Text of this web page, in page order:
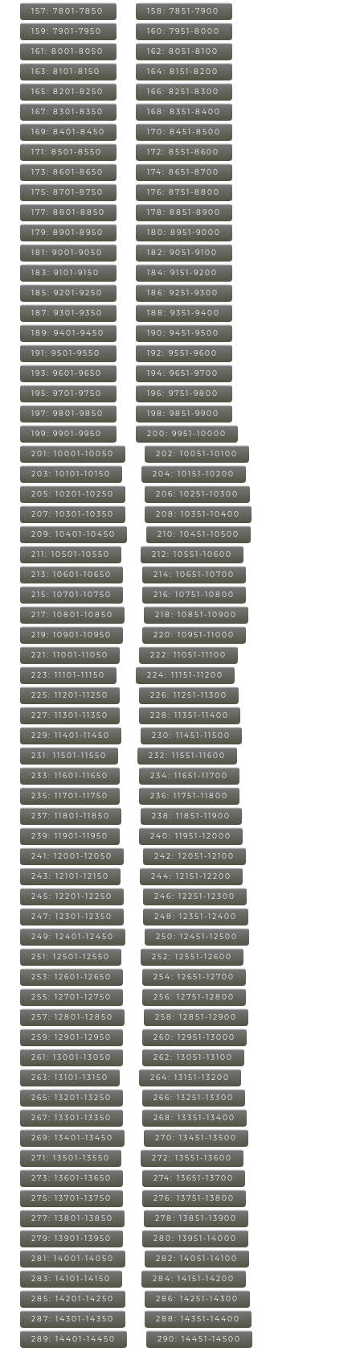
157: 7801-7850 158: 7851-7900
159: 7901-7950 160: 7951-8000
161: 8001-8050 162: 8051-8100
163: 8101-8150 164: 8151-8200
165: 8201-8250 166: 8251-8300
167: 8301-8350 168: 8351-8400
169: 8401-8450 170: 8451-8500
171: 8501-8550 172: 8551-8600
173: 8601-8650 174: 8651-8700
175: 8701-8750 176: 8751-8800
177: 8801-8850 178: 8851-8900
179: 8901-8950 180: 8951-9000
181: 9001-9050 182: 9051-9100
183: 9101-9150 184: 9151-9200
185: 9201-9250 186: 9251-9300
187: 9301-9350 188: 9351-9400
189: 9401-9450 190: 9451-9500
191: 9501-9550 192: 9551-9600
193: 9601-9650 194: 9651-9700
195: 9701-9750 196: 9751-9800
197: 9801-9850 198: 9851-9900
199: 9901-9950 200: 9951-10000
201: 10001-10050 202: 10051-10100
203: 10101-10150 204: 10151-10200
205: 10201-10250 206: 10251-10300
207: 10301-10350 208: 10351-10400
209: 10401-10450 210: 10451-10500
211: 10501-10550 212: 10551-10600
213: 10601-10650 214: 10651-10700
215: 10701-10750 216: 10751-10800
217: 10801-10850 218: 10851-10900
219: 10901-10950 220: 10951-11000
221: 11001-11050 222: 11051-11100
223: 11101-11150 224: 11151-11200
225: 11201-11250 226: 11251-11300
227: 11301-11350 228: 11351-11400
229: 11401-11450 230: 11451-11500
231: 11501-11550 232: 11551-11600
233: 11601-11650 234: 11651-11700
235: 11701-11750 236: 11751-11800
237: 11801-11850 238: 11851-11900
239: 11901-11950 240: 11951-12000
241: 12001-12050 242: 12051-12100
243: 12101-12150 244: 12151-12200
245: 12201-12250 246: 12251-12300
247: 12301-12350 248: 12351-12400
249: 12401-12450 250: 12451-12500
251: 12501-12550 252: 12551-12600
253: 12601-12650 254: 12651-12700
255: 12701-12750 256: 12751-12800
257: 12801-12850 258: 12851-12900
259: 12901-12950 260: 12951-13000
261: 13001-13050 262: 13051-13100
263: 13101-13150 264: 13151-13200
265: 13201-13250 266: 13251-13300
267: 13301-13350 268: 13351-13400
269: 13401-13450 270: 13451-13500
271: 13501-13550 272: 13551-13600
273: 13601-13650 274: 13651-13700
275: 13701-13750 276: 13751-13800
277: 13801-13850 278: 13851-13900
279: 13901-13950 280: 13951-14000
281: 14001-14050 282: 14051-14100
283: 14101-14150 284: 14151-14200
285: 14201-14250 286: 14251-14300
287: 14301-14350 288: 14351-14400
289: 14401-14450 290: 14451-14500